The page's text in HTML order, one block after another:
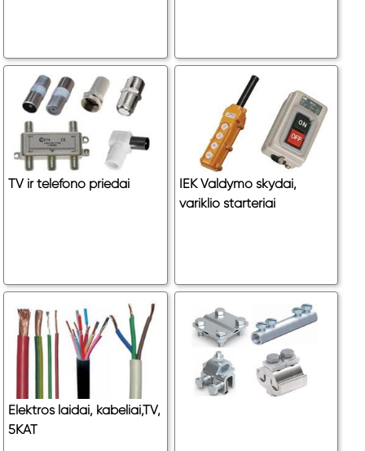
TV ir telefono priedai
IEK Valdymo skydai,
variklio starteriai
Elektros laidai, kabeliai,TV,
5KAT